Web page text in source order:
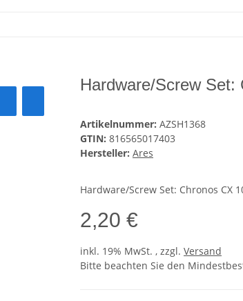
Hardware/Screw Set:
Artikelnummer: AZSH1368
GTIN: 816565017403
Hersteller: Ares
Hardware/Screw Set: Chronos CX
2,20 €
inkl. 19% MwSt. , zzgl. Versand
Bitte beachten Sie den